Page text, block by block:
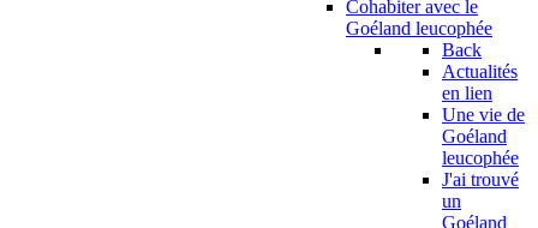
Cohabiter avec le
Goéland leucophée
Back
Actualités
en lien
Une vie de
Goéland
leucophée
J'ai trouvé
un
Goéland